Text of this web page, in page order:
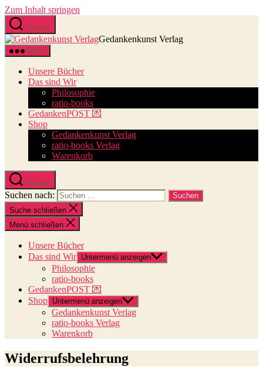
Zum Inhalt springen
Suchen
Gedankenkunst Verlag
Menü
Unsere Bücher
Das sind Wir
Philosophie
ratio-books
GedankenPOST 💌
Shop
Gedankenkunst Verlag
ratio-books Verlag
Warenkorb
Suchen
Suchen nach:
Suche schließen
Menü schließen
Unsere Bücher
Das sind Wir Untermenü anzeigen
Philosophie
ratio-books
GedankenPOST 💌
Shop Untermenü anzeigen
Gedankenkunst Verlag
ratio-books Verlag
Warenkorb
Widerrufsbelehrung